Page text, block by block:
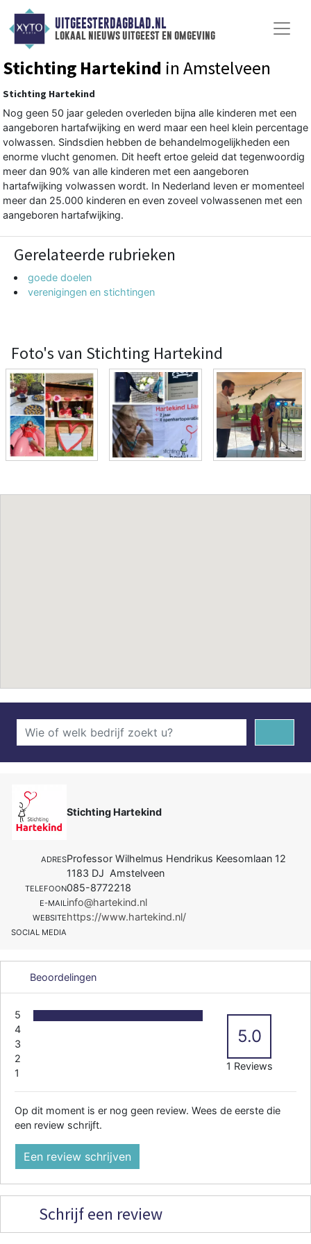
UITGEESTERDAGBLAD.NL
lokaal nieuws uitgeest en omgeving
Stichting Hartekind in Amstelveen
Stichting Hartekind
Nog geen 50 jaar geleden overleden bijna alle kinderen met een
aangeboren hartafwijking en werd maar een heel klein percentage
volwassen. Sindsdien hebben de behandelmogelijkheden een
enorme vlucht genomen. Dit heeft ertoe geleid dat tegenwoordig
meer dan 90% van alle kinderen met een aangeboren
hartafwijking volwassen wordt. In Nederland leven er momenteel
meer dan 25.000 kinderen en even zoveel volwassenen met een
aangeboren hartafwijking.
Gerelateerde rubrieken
goede doelen
verenigingen en stichtingen
Foto's van Stichting Hartekind
Stichting Hartekind
ADRESProfessor Wilhelmus Hendrikus Keesomlaan 12
1183 DJ Amstelveen
TELEFOON085-8772218
E-MAILinfo@hartekind.nl
WEBSITEhttps://www.hartekind.nl/
SOCIAL MEDIA
Beoordelingen
5
4
3
2
1
5.0
1 Reviews
Op dit moment is er nog geen review. Wees de eerste die
een review schrijft.
Een review schrijven
Schrijf een review